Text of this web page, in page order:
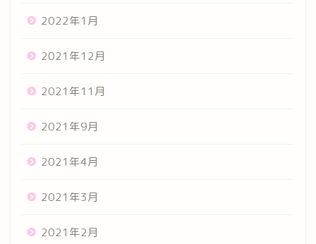
2022年1月
2021年12月
2021年11月
2021年9月
2021年4月
2021年3月
2021年2月